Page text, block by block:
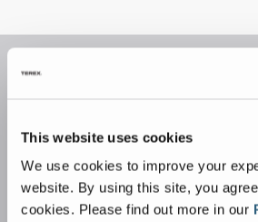
This website uses cookies
We use cookies to improve your
website. By using this site, you
cookies. Please find out more in our
Produits